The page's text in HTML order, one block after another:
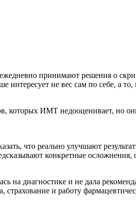
принимают решения о
интересует не вес сам по себе, а
которых ИМТ недооценивает, но
что реально улучшают
конкретные осложнения,
на диагностике и не дала
и работу